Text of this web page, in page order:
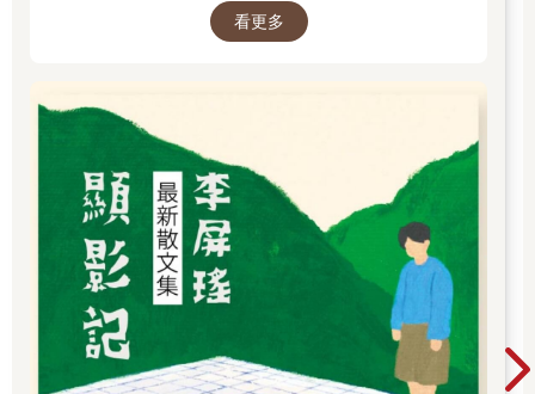
對岸的城市，心中卻無法接受這個概念──安全竟有可能棲居於光
罩那一側，令人無法理解的魔法之下。
樣。他好想脫下鹿皮連指手套，好好握住她的手，說不定這是最
後一次。但凱多內人有一種不言自明的默契，永遠不會輕易道
別。因為他們想保持信念，相信所有人都能活著看見日出，無論
那有多麼不理性。
「托米爾，」梅娃的聲音帶著點柔和的自信，彷彿能一眼穿透他
鎮靜沉著之下的種種疑慮。「值得走的路途永遠不會是近路。」
這是老獵人的智慧──追蹤、獵捕大型獵物，往往會耗費漫長時
日。不過接下來她說的，則是只有像梅娃這樣的姊姊才能給予的
某種抽象智慧。「你知道我們奔跑並不是為了逃離毀滅，而是在
奔向希望。」
這時，梅娃和阿拉斯的女兒在父親肩頭咕噥起夢話。梅娃握著托
看更多